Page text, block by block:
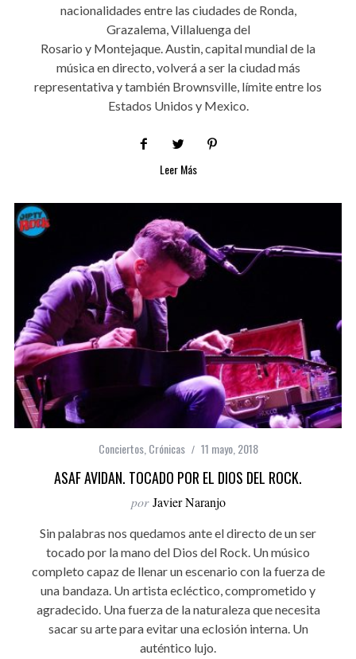
nacionalidades entre las ciudades de Ronda,
Grazalema, Villaluenga del
Rosario y Montejaque. Austin, capital mundial de la
música en directo, volverá a ser la ciudad más
representativa y también Brownsville, límite entre los
Estados Unidos y Mexico.
Leer Más
Conciertos, Crónicas 11 mayo, 2018
ASAF AVIDAN. TOCADO POR EL DIOS DEL ROCK.
por Javier Naranjo
Sin palabras nos quedamos ante el directo de un ser
tocado por la mano del Dios del Rock. Un músico
completo capaz de llenar un escenario con la fuerza de
una bandaza. Un artista ecléctico, comprometido y
agradecido. Una fuerza de la naturaleza que necesita
sacar su arte para evitar una eclosión interna. Un
auténtico lujo.